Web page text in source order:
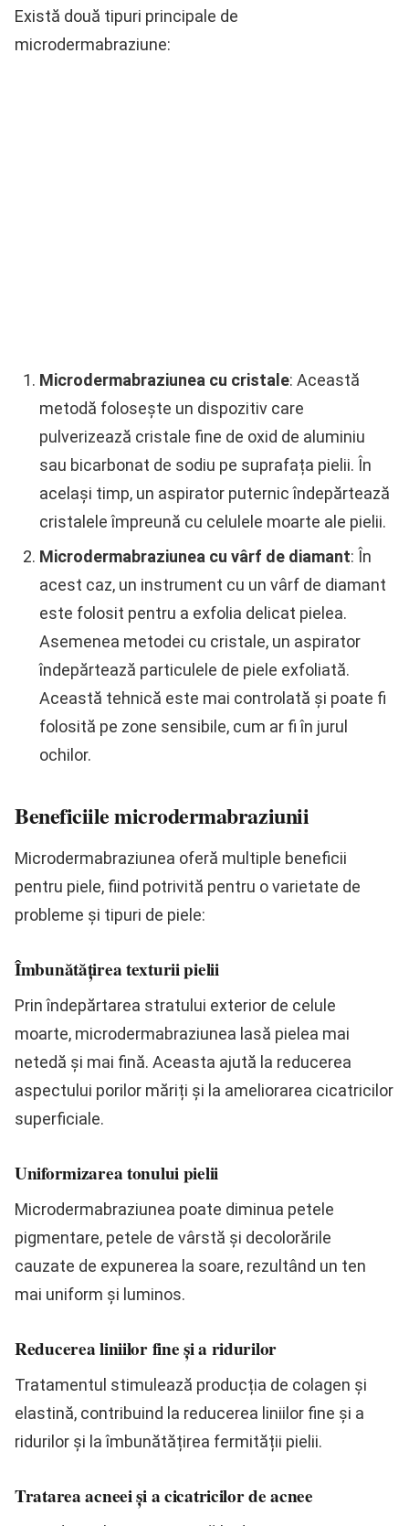
Există două tipuri principale de
microdermabraziune:
Microdermabraziunea cu cristale: Această
metodă folosește un dispozitiv care
pulverizează cristale fine de oxid de aluminiu
sau bicarbonat de sodiu pe suprafața pielii. În
același timp, un aspirator puternic îndepărtează
cristalele împreună cu celulele moarte ale pielii.
Microdermabraziunea cu vârf de diamant: În
acest caz, un instrument cu un vârf de diamant
este folosit pentru a exfolia delicat pielea.
Asemenea metodei cu cristale, un aspirator
îndepărtează particulele de piele exfoliată.
Această tehnică este mai controlată și poate fi
folosită pe zone sensibile, cum ar fi în jurul
ochilor.
Beneficiile microdermabraziunii
Microdermabraziunea oferă multiple beneficii
pentru piele, fiind potrivită pentru o varietate de
probleme și tipuri de piele:
Îmbunătățirea texturii pielii
Prin îndepărtarea stratului exterior de celule
moarte, microdermabraziunea lasă pielea mai
netedă și mai fină. Aceasta ajută la reducerea
aspectului porilor măriți și la ameliorarea cicatricilor
superficiale.
Uniformizarea tonului pielii
Microdermabraziunea poate diminua petele
pigmentare, petele de vârstă și decolorările
cauzate de expunerea la soare, rezultând un ten
mai uniform și luminos.
Reducerea liniilor fine și a ridurilor
Tratamentul stimulează producția de colagen și
elastină, contribuind la reducerea liniilor fine și a
ridurilor și la îmbunătățirea fermității pielii.
Tratarea acneei și a cicatricilor de acnee